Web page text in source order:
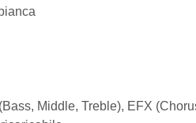
Middle, Treble), EFX